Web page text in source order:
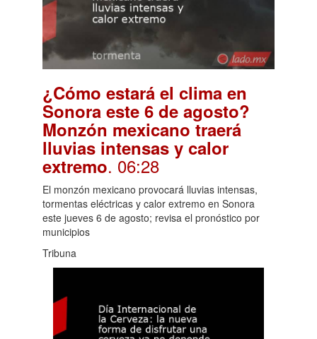
¿Cómo estará el clima en
Sonora este 6 de agosto?
Monzón mexicano traerá
lluvias intensas y calor
extremo. 06:28
El monzón mexicano provocará lluvias intensas,
tormentas eléctricas y calor extremo en Sonora
este jueves 6 de agosto; revisa el pronóstico por
municipios
Tribuna